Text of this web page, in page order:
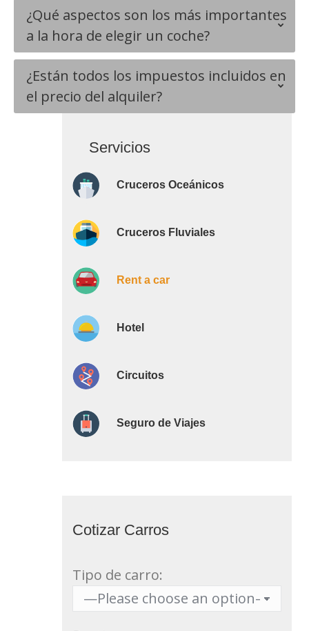
¿Qué aspectos son los más importantes
a la hora de elegir un coche?
¿Están todos los impuestos incluidos en
el precio del alquiler?
Servicios
Cruceros Oceánicos
Cruceros Fluviales
Rent a car
Hotel
Circuitos
Seguro de Viajes
Cotizar Carros
Tipo de carro: